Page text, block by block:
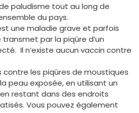
paludisme tout au long de
du pays.
une maladie grave et parfois
par la piqûre d’un
Il n’existe aucun vaccin contre
les piqûres de moustiques
peau exposée, en utilisant un
restant dans des endroits
Vous pouvez également